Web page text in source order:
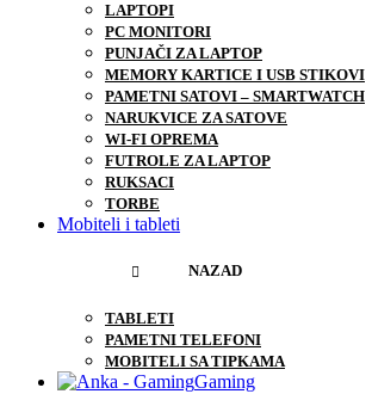
LAPTOPI
PC MONITORI
PUNJAČI ZA LAPTOP
MEMORY KARTICE I USB STIKOVI
PAMETNI SATOVI – SMARTWATCH
NARUKVICE ZA SATOVE
WI-FI OPREMA
FUTROLE ZA LAPTOP
RUKSACI
TORBE
Mobiteli i tableti
NAZAD
TABLETI
PAMETNI TELEFONI
MOBITELI SA TIPKAMA
Gaming